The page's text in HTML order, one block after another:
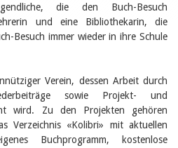
die den Buch-Besuch
und eine Bibliothekarin, die
Besuch immer wieder in ihre Schule
Verein, dessen Arbeit durch
sowie Projekt- und
wird. Zu den Projekten gehören
Verzeichnis «Kolibri» mit aktuellen
Buchprogramm, kostenlose